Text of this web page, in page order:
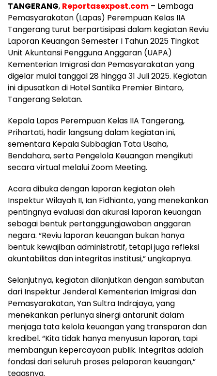
TANGERANG, Reportasexpost.com – Lembaga
Pemasyarakatan (Lapas) Perempuan Kelas IIA
Tangerang turut berpartisipasi dalam kegiatan Reviu
Laporan Keuangan Semester I Tahun 2025 Tingkat
Unit Akuntansi Pengguna Anggaran (UAPA)
Kementerian Imigrasi dan Pemasyarakatan yang
digelar mulai tanggal 28 hingga 31 Juli 2025. Kegiatan
ini dipusatkan di Hotel Santika Premier Bintaro,
Tangerang Selatan.
Kepala Lapas Perempuan Kelas IIA Tangerang,
Prihartati, hadir langsung dalam kegiatan ini,
sementara Kepala Subbagian Tata Usaha,
Bendahara, serta Pengelola Keuangan mengikuti
secara virtual melalui Zoom Meeting.
Acara dibuka dengan laporan kegiatan oleh
Inspektur Wilayah II, Ian Fidhianto, yang menekankan
pentingnya evaluasi dan akurasi laporan keuangan
sebagai bentuk pertanggungjawaban anggaran
negara. “Reviu laporan keuangan bukan hanya
bentuk kewajiban administratif, tetapi juga refleksi
akuntabilitas dan integritas institusi,” ungkapnya.
Selanjutnya, kegiatan dilanjutkan dengan sambutan
dari Inspektur Jenderal Kementerian Imigrasi dan
Pemasyarakatan, Yan Sultra Indrajaya, yang
menekankan perlunya sinergi antarunit dalam
menjaga tata kelola keuangan yang transparan dan
kredibel. “Kita tidak hanya menyusun laporan, tapi
membangun kepercayaan publik. Integritas adalah
fondasi dari seluruh proses pelaporan keuangan,”
tegasnya.